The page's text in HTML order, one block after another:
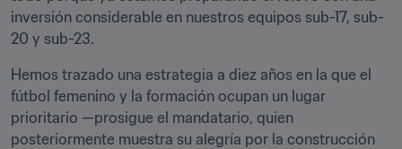
inversión considerable en nuestros equipos sub-17, sub-
20 y sub-23.
Hemos trazado una estrategia a diez años en la que el
fútbol femenino y la formación ocupan un lugar
prioritario —prosigue el mandatario, quien
posteriormente muestra su alegría por la construcción